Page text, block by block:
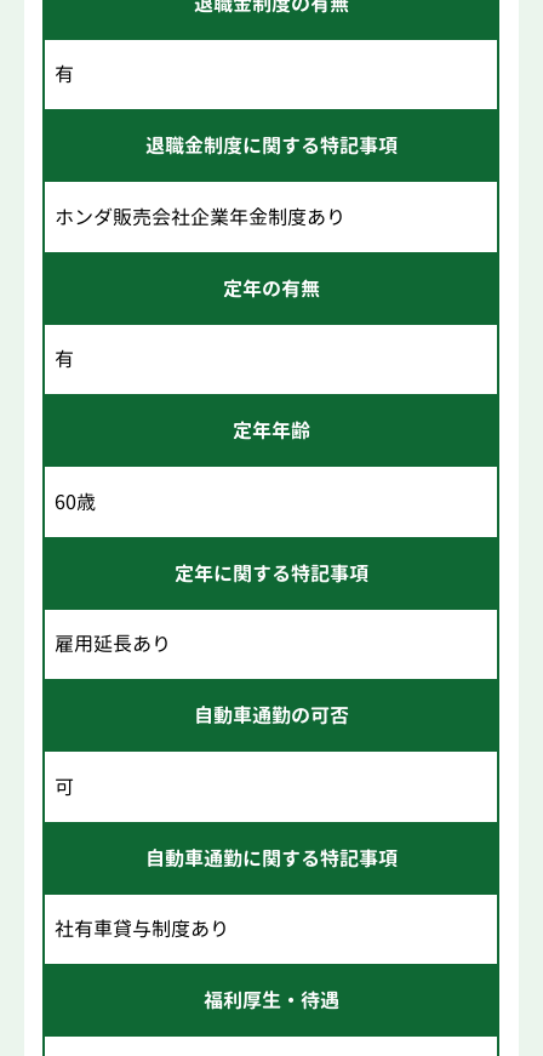
有
退職金制度に関する特記事項
ホンダ販売会社企業年金制度あり
定年の有無
有
定年年齢
60歳
定年に関する特記事項
雇用延長あり
自動車通勤の可否
可
自動車通勤に関する特記事項
社有車貸与制度あり
福利厚生・待遇